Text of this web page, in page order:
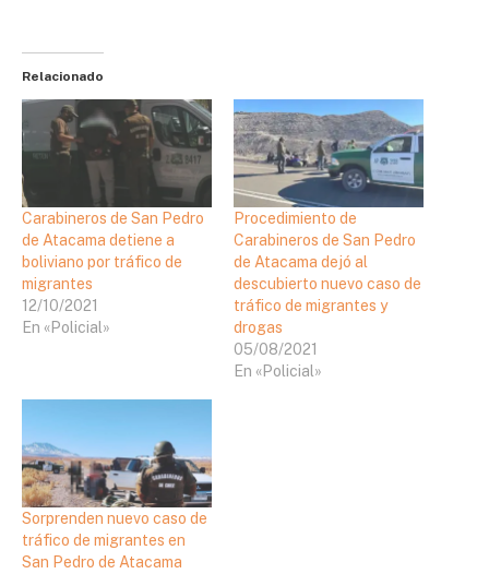
Relacionado
Carabineros de San Pedro
de Atacama detiene a
boliviano por tráfico de
migrantes
12/10/2021
En «Policial»
Procedimiento de
Carabineros de San Pedro
de Atacama dejó al
descubierto nuevo caso de
tráfico de migrantes y
drogas
05/08/2021
En «Policial»
Sorprenden nuevo caso de
tráfico de migrantes en
San Pedro de Atacama